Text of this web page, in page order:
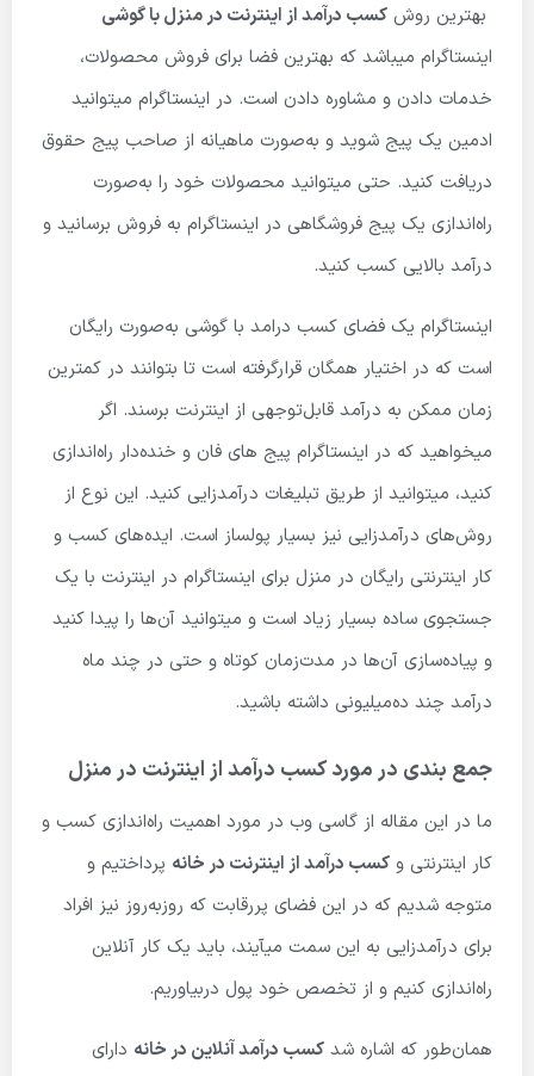
بهترین روش کسب درآمد از اینترنت در منزل با گوشی
اینستاگرام میباشد که بهترین فضا برای فروش محصولات،
خدمات دادن و مشاوره دادن است. در اینستاگرام میتوانید
ادمین یک پیج شوید و به‌صورت ماهیانه از صاحب پیج حقوق
دریافت کنید. حتی میتوانید محصولات خود را به‌صورت
راه‌اندازی یک پیج فروشگاهی در اینستاگرام به فروش برسانید و
درآمد بالایی کسب کنید.
اینستاگرام یک فضای کسب درامد با گوشی به‌صورت رایگان
است که در اختیار همگان قرارگرفته است تا بتوانند در کمترین
زمان ممکن به درآمد قابل‌توجهی از اینترنت برسند. اگر
میخواهید که در اینستاگرام پیج های فان و خنده‌دار راه‌اندازی
کنید، میتوانید از طریق تبلیغات درآمدزایی کنید. این نوع از
روش‌های درآمدزایی نیز بسیار پولساز است. ایده‌های کسب و
کار اینترنتی رایگان در منزل برای اینستاگرام در اینترنت با یک
جستجوی ساده بسیار زیاد است و میتوانید آن‌ها را پیدا کنید
و پیاده‌سازی آن‌ها در مدت‌زمان کوتاه و حتی در چند ماه
درآمد چند ده‌میلیونی داشته باشید.
جمع بندی در مورد کسب درآمد از اینترنت در منزل
ما در این مقاله از گاسی وب در مورد اهمیت راه‌اندازی کسب و
کار اینترنتی و کسب درآمد از اینترنت در خانه پرداختیم و
متوجه شدیم که در این فضای پررقابت که روزبه‌روز نیز افراد
برای درآمدزایی به این سمت می­آیند، باید یک کار آنلاین
راه‌اندازی کنیم و از تخصص خود پول دربیاوریم.
همان‌طور که اشاره شد کسب درآمد آنلاین در خانه دارای